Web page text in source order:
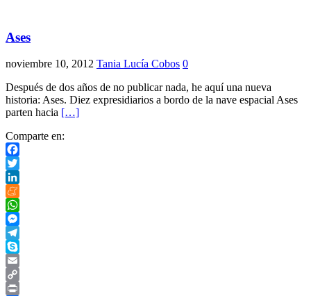
Ases
noviembre 10, 2012 Tania Lucía Cobos 0
Después de dos años de no publicar nada, he aquí una nueva
historia: Ases. Diez expresidiarios a bordo de la nave espacial Ases
parten hacia […]
Comparte en:
Facebook
Twitter
LinkedIn
Meneame
WhatsApp
Messenger
Telegram
Skype
Email
Copy